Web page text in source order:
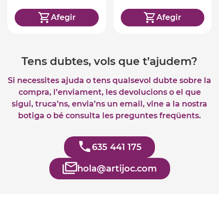
Afegir Afegir
Tens dubtes, vols que t’ajudem?
Si necessites ajuda o tens qualsevol dubte sobre la
compra, l’enviament, les devolucions o el que
sigui, truca’ns, envia’ns un email, vine a la nostra
botiga o bé consulta les preguntes freqüents.
635 441 175
hola@artijoc.com